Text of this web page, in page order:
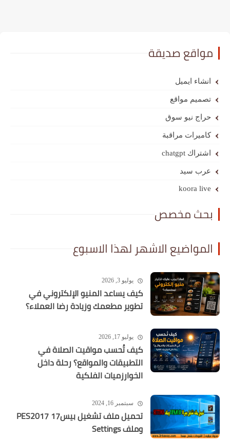
صديقة
سوق
مراقبة
الاشهر لهذا الاسبوع
يوليو 3, 2026
كيف يساعد المنيو الإلكتروني في
تطوير مطعمك وزيادة رضا العملاء؟
يوليو 17, 2026
كيف تُحسب مواقيت الصلاة في
التطبيقات والمواقع؟ رحلة داخل
الخوارزميات الفلكية
سبتمبر 16, 2024
تحميل ملف تشغيل بيس17 PES2017
وملف Settings